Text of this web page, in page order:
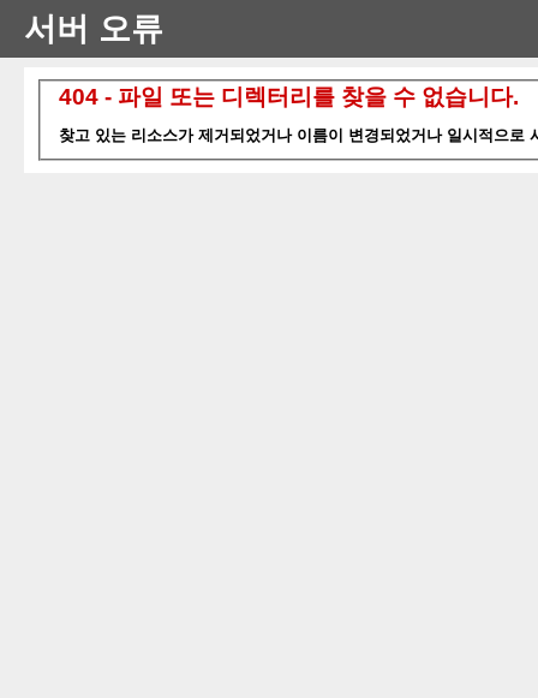
서버 오류
404 - 파일 또는 디렉터리를 찾을 수 없습니다.
찾고 있는 리소스가 제거되었거나 이름이 변경되었거나 일시적으로